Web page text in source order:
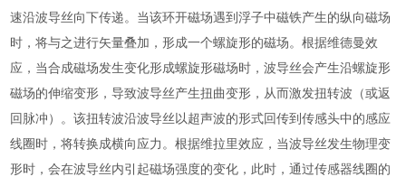
速沿波导丝向下传递。当该环开磁场遇到浮子中磁铁产生的纵向磁场
时，将与之进行矢量叠加，形成一个螺旋形的磁场。根据维德曼效
应，当合成磁场发生变化形成螺旋形磁场时，波导丝会产生沿螺旋形
磁场的伸缩变形，导致波导丝产生扭曲变形，从而激发扭转波（或返
回脉冲）。该扭转波沿波导丝以超声波的形式回传到传感头中的感应
线圈时，将转换成横向应力。根据维拉里效应，当波导丝发生物理变
形时，会在波导丝内引起磁场强度的变化，此时，通过传感器线圈的